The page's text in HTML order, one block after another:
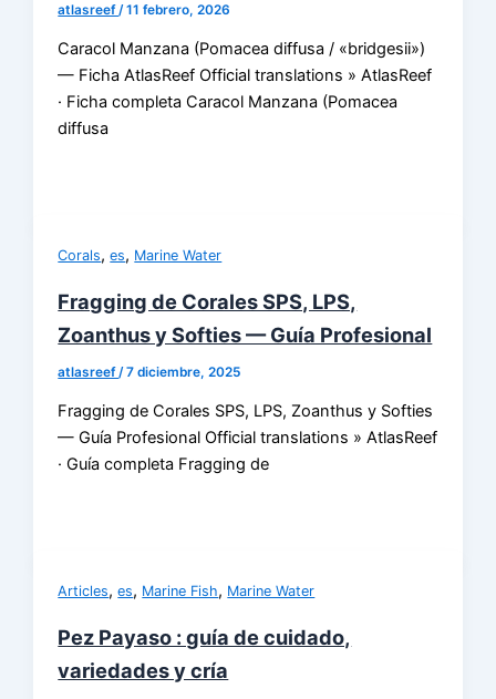
atlasreef /11 febrero, 2026
Caracol Manzana (Pomacea diffusa / «bridgesii»)
— Ficha AtlasReef Official translations » AtlasReef
· Ficha completa Caracol Manzana (Pomacea
diffusa
Corals,es, Marine Water
Fragging de Corales SPS, LPS,
Zoanthus y Softies — Guía Profesional
atlasreef/7 diciembre, 2025
Fragging de Corales SPS, LPS, Zoanthus y Softies
— Guía Profesional Official translations » AtlasReef
· Guía completa Fragging de
Articles,es, Marine Fish, Marine Water
Pez Payaso : guía de cuidado,
variedades y cría